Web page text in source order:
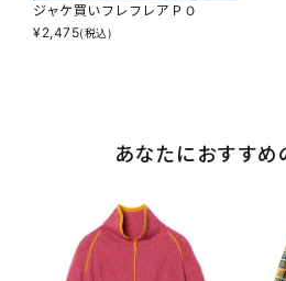
ジャケ買いフレフレアＰＯ
¥2,475(税込)
あなたにおすすめ